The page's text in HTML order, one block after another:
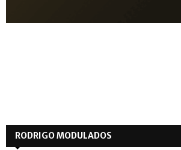
RODRIGO MODULADOS